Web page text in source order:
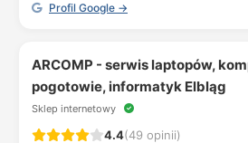
Profil Google →
ARCOMP - serwis laptopów,
pogotowie, informatyk Elbląg
Sklep internetowy
4.4(49 opinii)